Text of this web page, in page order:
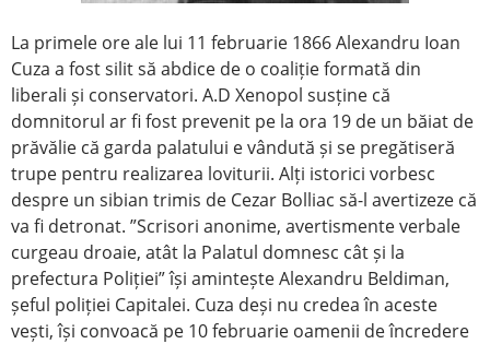
La primele ore ale lui 11 februarie 1866 Alexandru Ioan
Cuza a fost silit să abdice de o coaliție formată din
liberali și conservatori. A.D Xenopol susține că
domnitorul ar fi fost prevenit pe la ora 19 de un băiat de
prăvălie că garda palatului e vândută și se pregătiseră
trupe pentru realizarea loviturii. Alți istorici vorbesc
despre un sibian trimis de Cezar Bolliac să-l avertizeze că
va fi detronat. ”Scrisori anonime, avertismente verbale
curgeau droaie, atât la Palatul domnesc cât și la
prefectura Poliției” își amintește Alexandru Beldiman,
șeful poliției Capitalei. Cuza deși nu credea în aceste
vești, își convoacă pe 10 februarie oamenii de încredere